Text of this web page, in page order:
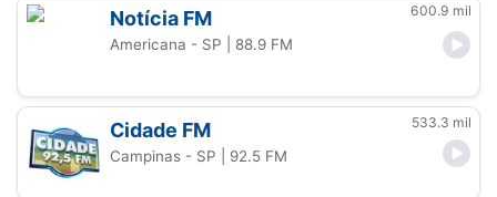
Notícia FM 600.9 mil
Americana - SP | 88.9 FM
Cidade FM 533.3 mil
Campinas - SP | 92.5 FM